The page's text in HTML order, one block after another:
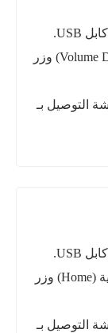
اضغط باستمرار على زر التخفيض (Volume Down) وزر
التوصيل بـ
اضغط باستمرار على زر الصفحة الرئيسية (Home) وزر
التوصيل بـ